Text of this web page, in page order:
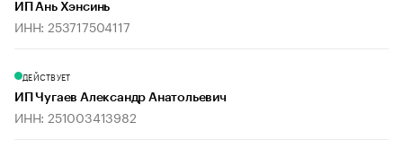
ИП Ань Хэнсинь
ИНН: 253717504117
ДЕЙСТВУЕТ
ИП Чугаев Александр Анатольевич
ИНН: 251003413982